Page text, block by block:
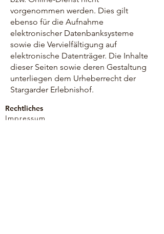
vorgenommen werden. Dies gilt
ebenso für die Aufnahme
elektronischer Datenbanksysteme
sowie die Vervielfältigung auf
elektronische Datenträger. Die Inhalte
dieser Seiten sowie deren Gestaltung
unterliegen dem Urheberrecht der
Stargarder Erlebnishof.
Rechtliches
Impressum